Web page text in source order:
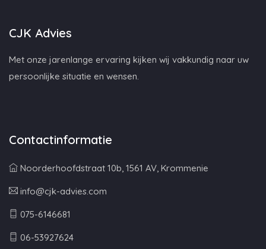
CJK Advies
Met onze jarenlange ervaring kijken wij vakkundig naar uw
persoonlijke situatie en wensen.
Contactinformatie
Noorderhoofdstraat 10b, 1561 AV, Krommenie
info@cjk-advies.com
075-6146681
06-53927624